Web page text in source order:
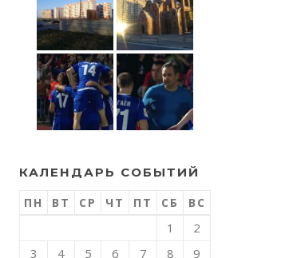
КАЛЕНДАРЬ СОБЫТИЙ
ПН ВТ СР ЧТ ПТ СБ ВС
1
2
3
4 5 6 7 8
9